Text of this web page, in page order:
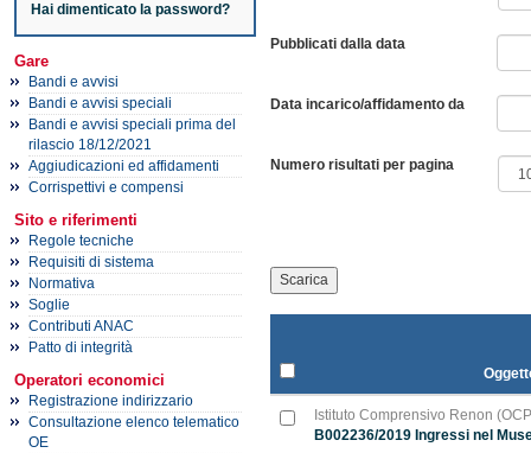
Hai dimenticato la password?
Gare
Bandi e avvisi
Bandi e avvisi speciali
Bandi e avvisi speciali prima del
rilascio 18/12/2021
Aggiudicazioni ed affidamenti
Corrispettivi e compensi
Sito e riferimenti
Regole tecniche
Requisiti di sistema
Normativa
Soglie
Contributi ANAC
Patto di integrità
Operatori economici
Registrazione indirizzario
Consultazione elenco telematico
OE
Pubblicati dalla data
Data incarico/affidamento da
Numero risultati per pagina
Istituto Comprensivo Renon
B002236/2019 Ingressi nel